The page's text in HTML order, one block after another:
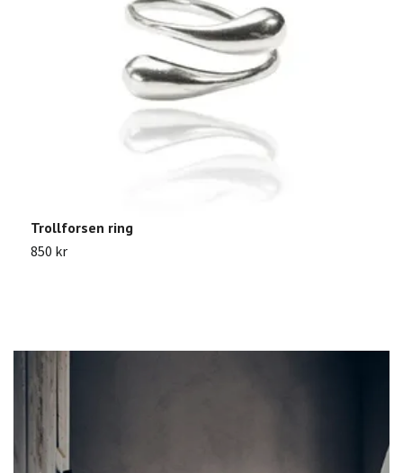
Trollforsen ring
850 kr